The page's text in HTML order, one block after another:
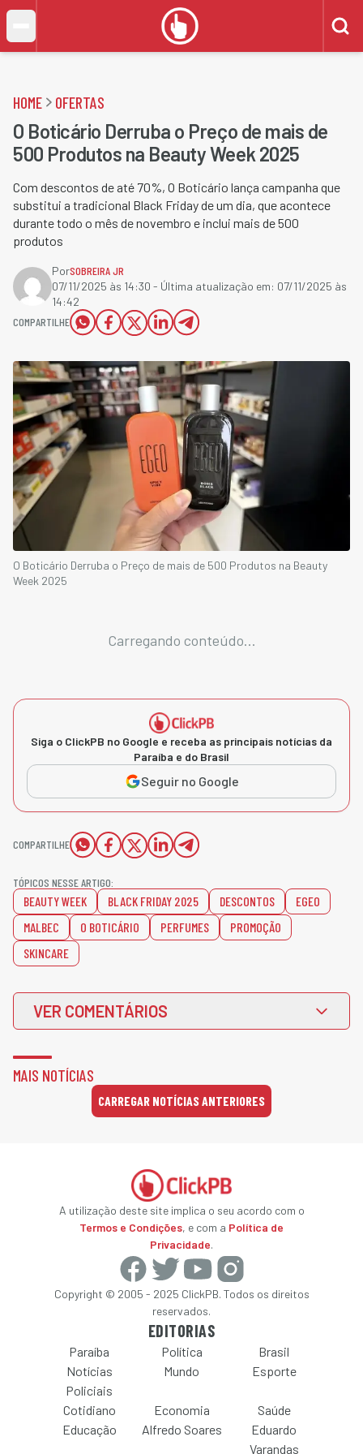
HOME OFERTAS
O Boticário Derruba o Preço de mais de
500 Produtos na Beauty Week 2025
Com descontos de até 70%, O Boticário lança campanha que
substitui a tradicional Black Friday de um dia, que acontece
durante todo o mês de novembro e inclui mais de 500
produtos
PorSOBREIRA JR
07/11/2025 às 14:30 - Última atualização em: 07/11/2025 às
14:42
COMPARTILHE
O Boticário Derruba o Preço de mais de 500 Produtos na Beauty
Week 2025
Carregando conteúdo...
Siga o ClickPB no Google e receba as principais notícias da
Paraíba e do Brasil
Seguir no Google
COMPARTILHE
TÓPICOS NESSE ARTIGO:
BEAUTY WEEK BLACK FRIDAY 2025 DESCONTOS
EGEO
MALBEC
O BOTICÁRIO PERFUMES
PROMOÇÃO
SKINCARE
VER COMENTÁRIOS
MAIS NOTÍCIAS
CARREGAR NOTÍCIAS ANTERIORES
A utilização deste site implica o seu acordo com o
Termos e Condições, e com a Política de
Privacidade.
Copyright © 2005 - 2025 ClickPB. Todos os direitos
reservados.
EDITORIAS
Paraíba Política
Brasil
Notícias
Policiais
Mundo Esporte
Cotidiano Economia
Saúde
Educação
Alfredo Soares
Eduardo
Varandas